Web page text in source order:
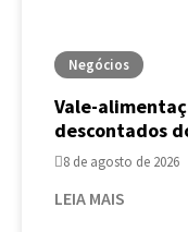
Negócios
Vale-
descontados
8 de agosto de 2026
LEIA MAIS